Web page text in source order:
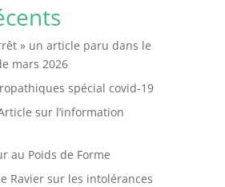
» un article paru dans le
mars 2026
spécial covid-19
sur l’information
au Poids de Forme
Ravier sur les intolérances